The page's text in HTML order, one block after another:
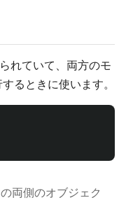
れていて、両方のモ
るときに使います。
両側のオブジェク